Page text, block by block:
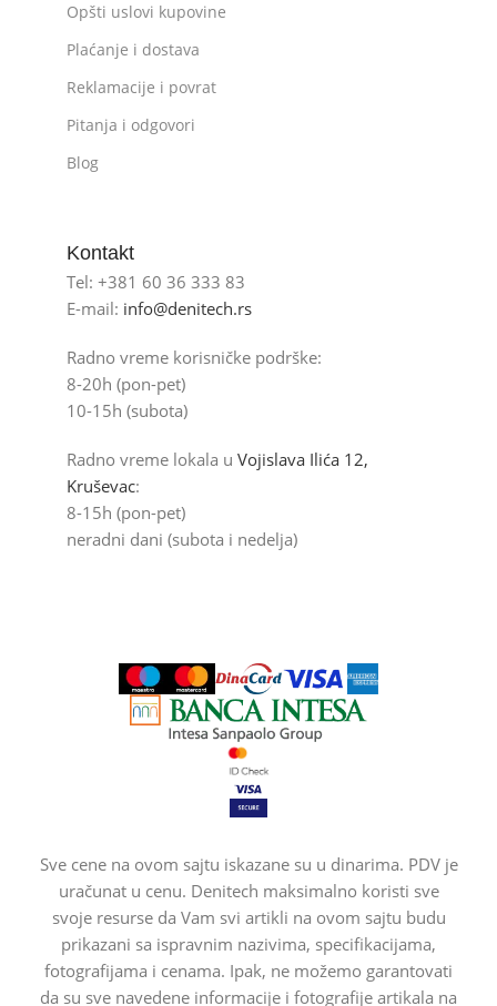
Opšti uslovi kupovine
Plaćanje i dostava
Reklamacije i povrat
Pitanja i odgovori
Blog
Kontakt
Tel: +381 60 36 333 83
E-mail: info@denitech.rs
Radno vreme korisničke podrške:
8-20h (pon-pet)
10-15h (subota)
Radno vreme lokala u Vojislava Ilića 12,
Kruševac:
8-15h (pon-pet)
neradni dani (subota i nedelja)
Sve cene na ovom sajtu iskazane su u dinarima. PDV je
uračunat u cenu. Denitech maksimalno koristi sve
svoje resurse da Vam svi artikli na ovom sajtu budu
prikazani sa ispravnim nazivima, specifikacijama,
fotografijama i cenama. Ipak, ne možemo garantovati
da su sve navedene informacije i fotografije artikala na